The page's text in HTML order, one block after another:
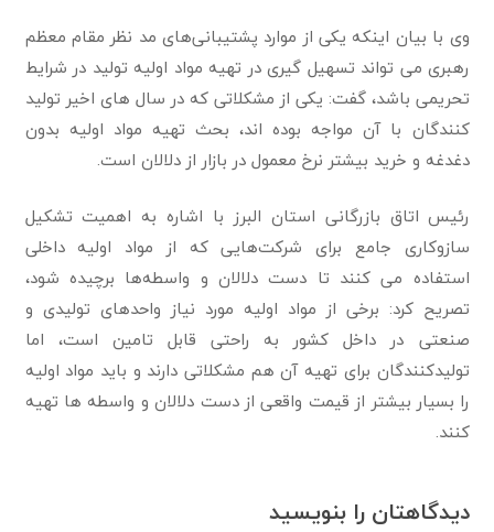
وی با بیان اینکه یکی از موارد پشتیبانی‌های مد نظر مقام معظم
رهبری می تواند تسهیل گیری در تهیه مواد اولیه تولید در شرایط
تحریمی باشد، گفت: یکی از مشکلاتی که در سال های اخیر تولید
کنندگان با آن مواجه بوده اند، بحث تهیه مواد اولیه بدون
دغدغه و خرید بیشتر نرخ معمول در بازار از دلالان است.
رئیس اتاق بازرگانی استان البرز با اشاره به اهمیت تشکیل
سازوکاری جامع برای شرکت‌هایی که از مواد اولیه داخلی
استفاده می کنند تا دست دلالان و واسطه‌ها برچیده شود،
تصریح کرد: برخی از مواد اولیه مورد نیاز واحدهای تولیدی و
صنعتی در داخل کشور به راحتی قابل تامین است، اما
تولیدکنندگان برای تهیه آن هم مشکلاتی دارند و باید مواد اولیه
را بسیار بیشتر از قیمت واقعی از دست دلالان و واسطه ها تهیه
کنند.
دیدگاهتان را بنویسید